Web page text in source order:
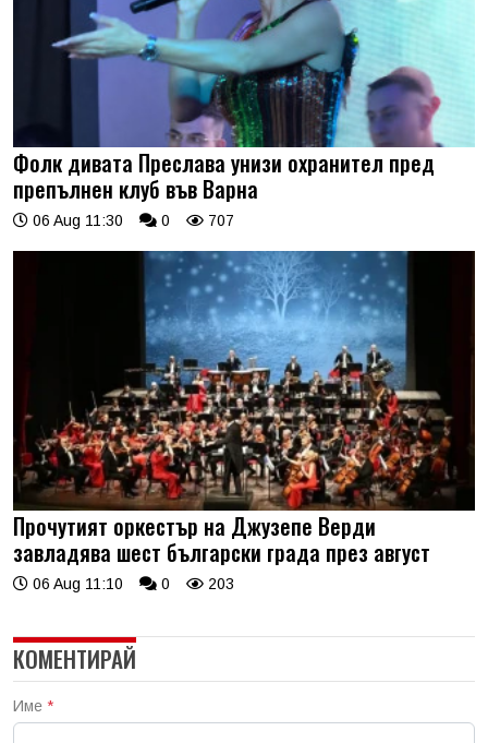
Фолк дивата Преслава унизи охранител пред
препълнен клуб във Варна
06 Aug 11:30 0 707
Прочутият оркестър на Джузепе Верди
завладява шест български града през август
06 Aug 11:10 0 203
КОМЕНТИРАЙ
Име *